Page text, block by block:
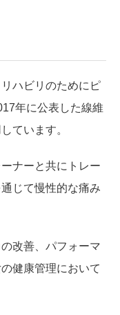
ハビリのためにピ
年に公表した線維
ています。
ナーと共にトレー
じて慢性的な痛み
改善、パフォーマ
健康管理において